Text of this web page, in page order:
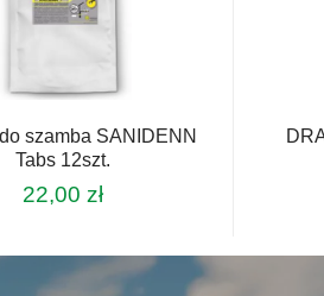
szamba SANIDENN
Tabs 12szt.
22,00 zł